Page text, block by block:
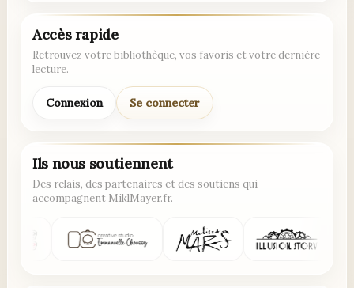
Accès rapide
Retrouvez votre bibliothèque, vos favoris et votre dernière
lecture.
Connexion Se connecter
Ils nous soutiennent
Des relais, des partenaires et des soutiens qui
accompagnent MiklMayer.fr.